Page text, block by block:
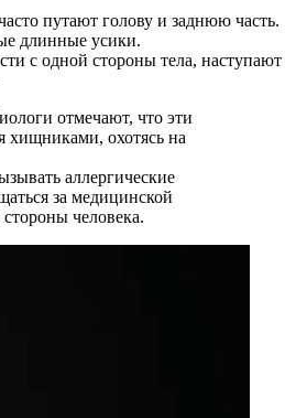
путают голову и заднюю часть.
длинные усики.
с одной стороны тела, наступают
отмечают, что эти
хищниками, охотясь на
аллергические
за медицинской
человека.